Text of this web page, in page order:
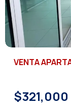
VENTA
$321,000